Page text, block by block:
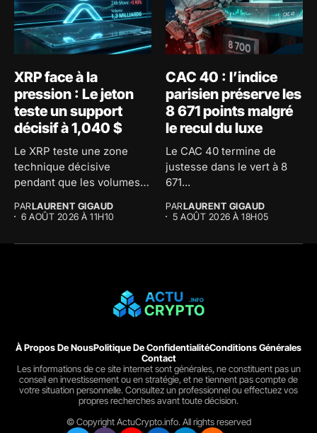
XRP face à la
pression : Le jeton
teste un support
décisif à 1,040 $
Le XRP teste une zone
technique décisive
pendant que les volumes
PARLAURENT GIGAUD
6 AOÛT 2026 À 11H10
CAC 40 : l’indice
parisien préserve les
8 671 points malgré
le recul du luxe
Le CAC 40 termine de
justesse dans le vert à 8
671...
PARLAURENT GIGAUD
5 AOÛT 2026 À 18H05
À Propos De NousPolitique De ConfidentialitéConditions Générales
Contact
Les informations de ce site internet sont générales, ne constituent pas un
conseil en investissement ou en stratégie, et ne tiennent pas compte de
votre situation personnelle. Consultez un professionnel ou effectuez vos
propres recherches avant toute décision.
© Copyright ActuCrypto.info. All rights reserved